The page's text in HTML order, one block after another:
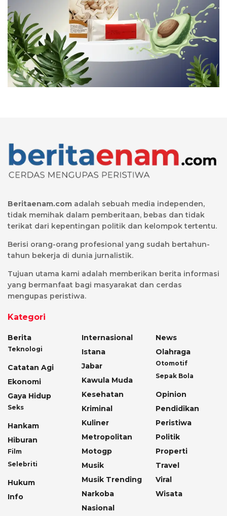
Beritaenam.com adalah sebuah media independen,
tidak memihak dalam pemberitaan, bebas dan tidak
terikat dari kepentingan politik dan kelompok tertentu.
Berisi orang-orang profesional yang sudah bertahun-
tahun bekerja di dunia jurnalistik.
Tujuan utama kami adalah memberikan berita informasi
yang bermanfaat bagi masyarakat dan cerdas
mengupas peristiwa.
Kategori
Berita
Teknologi
Catatan Agi
Ekonomi
Gaya Hidup
Seks
Hankam
Hiburan
Film
Selebriti
Hukum
Info
Internasional
Istana
Jabar
Kawula Muda
Kesehatan
Kriminal
Kuliner
Metropolitan
Motogp
Musik
Musik Trending
Narkoba
Nasional
News
Olahraga
Otomotif
Sepak Bola
Opinion
Pendidikan
Peristiwa
Politik
Properti
Travel
Viral
Wisata